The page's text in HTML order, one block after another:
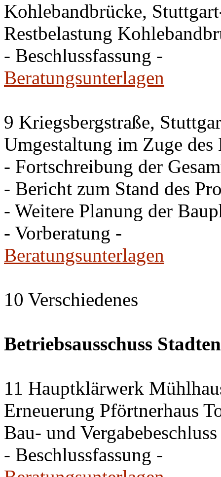
Kohlebandbrücke,
Restbelastung
- Beschlussfassung -
Beratungsunterlagen
9 Kriegsbergstraße,
Umgestaltung im Zuge
- Fortschreibung der
- Bericht zum Stand des
- Weitere Planung der
- Vorberatung -
Beratungsunterlagen
10 Verschiedenes
Betriebsausschuss
11 Hauptklärwerk
Erneuerung Pförtnerhaus
Bau- und Vergabebeschluss
- Beschlussfassung -